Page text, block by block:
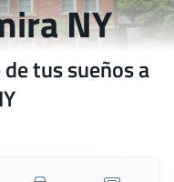
NY
tus sueños a